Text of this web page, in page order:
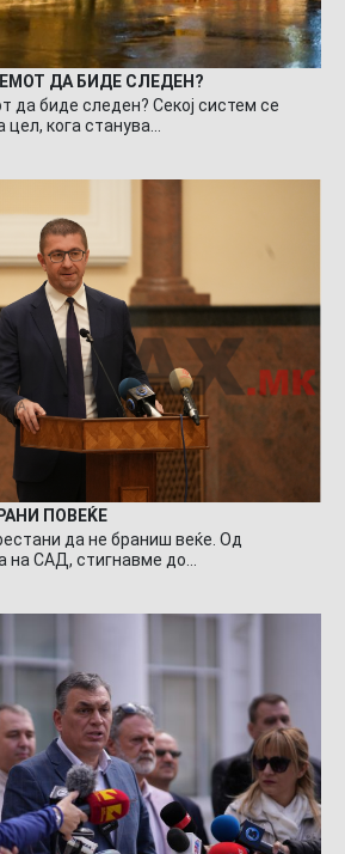
ДА БИДЕ СЛЕДЕН?
да биде следен? Секој систем се
кога станува…
ПОВЕЌЕ
да не браниш веќе. Од
на САД, стигнавме до…